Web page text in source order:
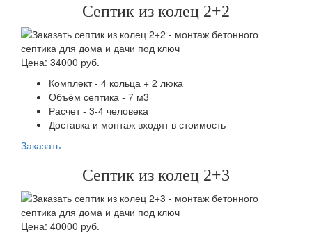
Септик из колец 2+2
Цена: 34000 руб.
Комплект - 4 кольца + 2 люка
Объём септика - 7 м3
Расчет - 3-4 человека
Доставка и монтаж входят в стоимость
Заказать
Септик из колец 2+3
Цена: 40000 руб.